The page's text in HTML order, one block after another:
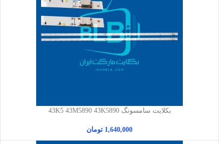
بکلایت سامسونگ 43K5 43M5890 43K5890
1,640,000 تومان